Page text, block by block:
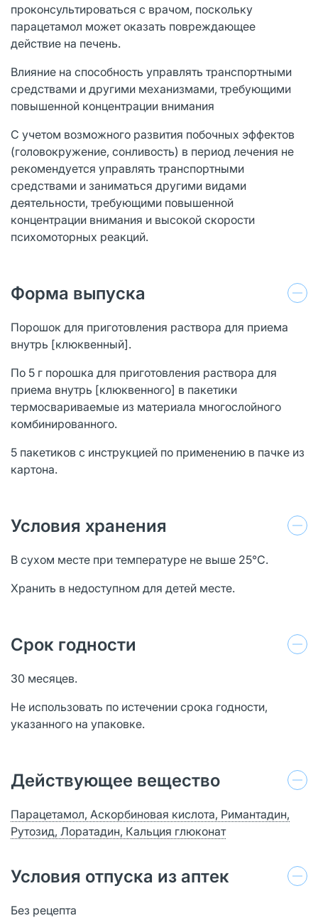
проконсультироваться с врачом, поскольку
парацетамол может оказать повреждающее
действие на печень.
Влияние на способность управлять транспортными
средствами и другими механизмами, требующими
повышенной концентрации внимания
С учетом возможного развития побочных эффектов
(головокружение, сонливость) в период лечения не
рекомендуется управлять транспортными
средствами и заниматься другими видами
деятельности, требующими повышенной
концентрации внимания и высокой скорости
психомоторных реакций.
Форма выпуска
Порошок для приготовления раствора для приема
внутрь [клюквенный].
По 5 г порошка для приготовления раствора для
приема внутрь [клюквенного] в пакетики
термосвариваемые из материала многослойного
комбинированного.
5 пакетиков с инструкцией по применению в пачке из
картона.
Условия хранения
В сухом месте при температуре не выше 25°С.
Хранить в недоступном для детей месте.
Срок годности
30 месяцев.
Не использовать по истечении срока годности,
указанного на упаковке.
Действующее вещество
Парацетамол, Аскорбиновая кислота, Римантадин,
Рутозид, Лоратадин, Кальция глюконат
Условия отпуска из аптек
Без рецепта